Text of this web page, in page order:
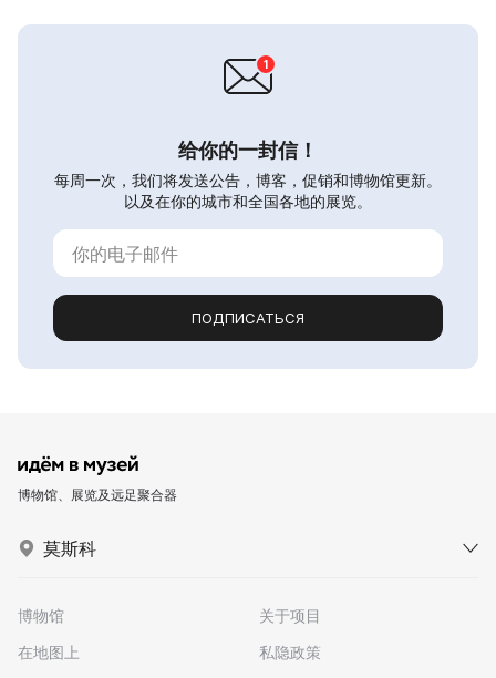
给你的一封信！
每周一次，我们将发送公告，博客，促销和博物馆更新。
以及在你的城市和全国各地的展览。
ПОДПИСАТЬСЯ
博物馆、展览及远足聚合器
莫斯科
博物馆
在地图上
关于项目
私隐政策